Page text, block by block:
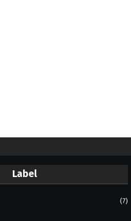
Label
(7)